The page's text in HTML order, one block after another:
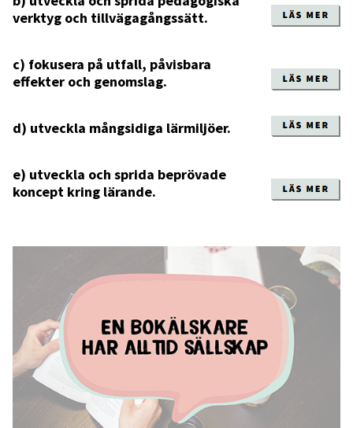
verktyg och tillvägagångssätt.
c) fokusera på utfall, påvisbara
effekter och genomslag.
d) utveckla mångsidiga lärmiljöer.
e) utveckla och sprida beprövade
koncept kring lärande.